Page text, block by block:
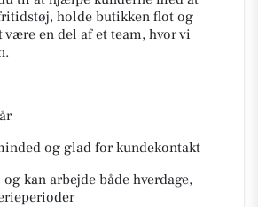
holde butikken flot og
være en del af et team, hvor vi
og glad for kundekontakt
kan arbejde både hverdage,